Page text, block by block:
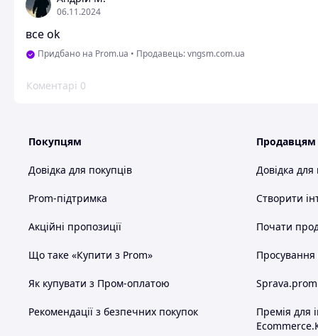
06.11.2024
все оk
Придбано на Prom.ua • Продавець: vngsm.com.ua
Коментарі 0
Покупцям
Довідка для покупців
Prom-підтримка
Акційні пропозиції
Що таке «Купити з Prom»
Як купувати з Пром-оплатою
Рекомендації з безпечних покупок
Продавцям
Довідка для
Створити
Почати
Просування
Премія для